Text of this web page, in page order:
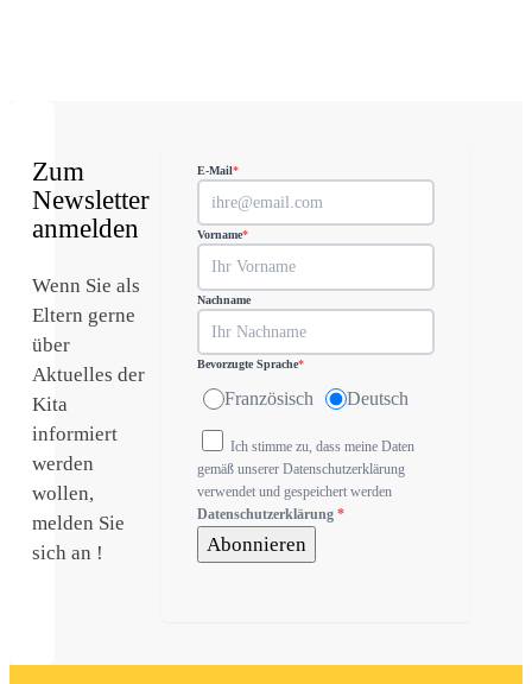
Zum
Newsletter
anmelden
Wenn Sie als
Eltern gerne
über
Aktuelles der
Kita
informiert
werden
wollen,
melden Sie
sich an !
E-Mail*
Vorname*
Nachname
Bevorzugte Sprache*
Französisch Deutsch
Ich stimme zu, dass meine Daten
gemäß unserer Datenschutzerklärung
verwendet und gespeichert werden
Datenschutzerklärung *
Abonnieren